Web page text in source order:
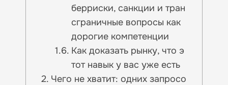
берриски, санкции и тран
сграничные вопросы как
дорогие компетенции
Как доказать рынку, что э
тот навык у вас уже есть
Чего не хватит: одних запросо